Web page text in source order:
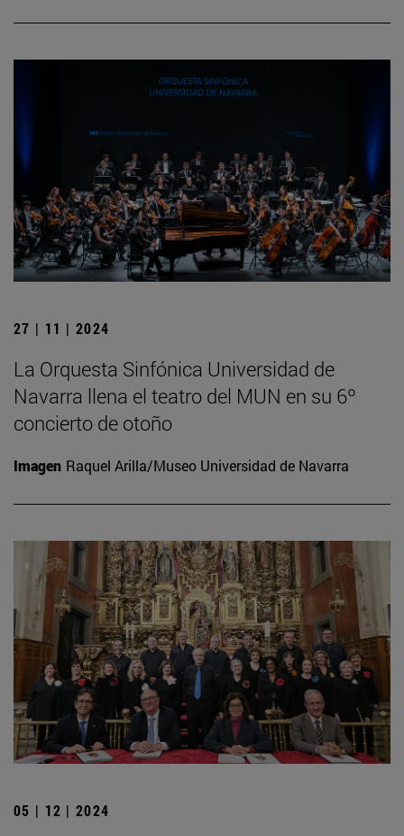
27 | 11 | 2024
La Orquesta Sinfónica Universidad de
Navarra llena el teatro del MUN en su 6º
concierto de otoño
Imagen Raquel Arilla/Museo Universidad de Navarra
05 | 12 | 2024